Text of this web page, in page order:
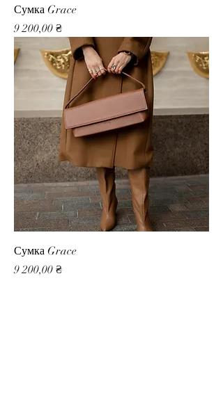
Сумка Grace
Ціна
9 200,00 ₴
Сумка Grace
Ціна
9 200,00 ₴